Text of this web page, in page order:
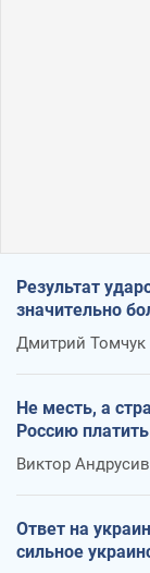
Результат
значительно
Дмитрий Томчук
Не месть, а
Россию
Виктор Андрусив
Ответ на
сильное